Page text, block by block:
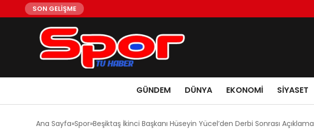
SON GELİŞME
GÜNDEM DÜNYA EKONOMI SIYASET
Ana Sayfa Spor Beşiktaş İkinci Başkanı Hüseyin Yücel’den Derbi Sonrası Açıklama